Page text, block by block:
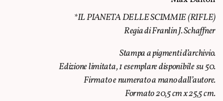
*IL PIANETA DELLE SCIMMIE (RIFLE)
Regia di Franlin J. Schaffner
Stampa a pigmenti d’archivio.
Edizione limitata, 1 esemplare disponibile su 50.
Firmato e numerato a mano dall’autore.
Formato 20,5 cm x 25,5 cm.